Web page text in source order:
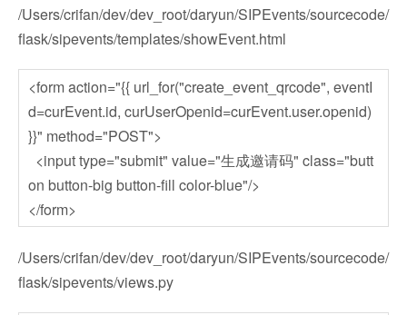
/Users/crifan/dev/dev_root/daryun/SIPEvents/sourcecode/
flask/sipevents/templates/showEvent.html
<form action="{{ url_for("create_event_qrcode", eventI
d=curEvent.id, curUserOpenid=curEvent.user.openid)
}}" method="POST">
<input type="submit" value="生成邀请码" class="butt
on button-big button-fill color-blue"/>
</form>
/Users/crifan/dev/dev_root/daryun/SIPEvents/sourcecode/
flask/sipevents/views.py